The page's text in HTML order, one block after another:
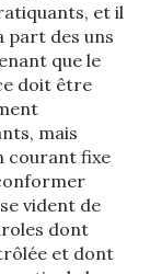
et il
part des uns
que le
doit être
mais
courant fixe
vident de
dont
et dont